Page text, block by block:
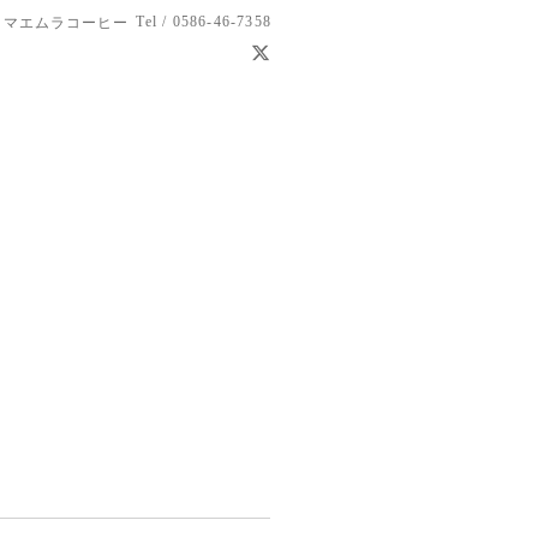
エムラコーヒー Tel / 0586-46-7358